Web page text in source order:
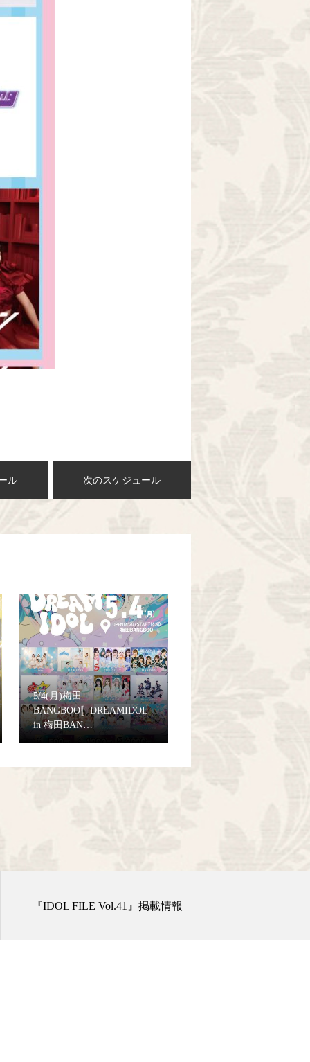
ル 次のスケジュール
5/4(月)梅田
BANGBOO〚DREAMIDOL
in 梅田BAN…
CLANCROWN １周年 Tシ